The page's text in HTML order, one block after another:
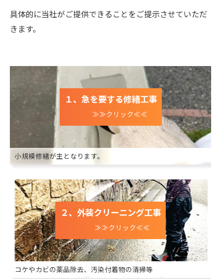
具体的に当社がご提供できることをご提示させていただ
きます。
１、急を要する修繕工事
≫≫クリック≪≪
小規模修繕が主となります。
２、外装クリーニング工事
≫≫クリック≪≪
コケやカビの薬品除去、汚染付着物の清掃等